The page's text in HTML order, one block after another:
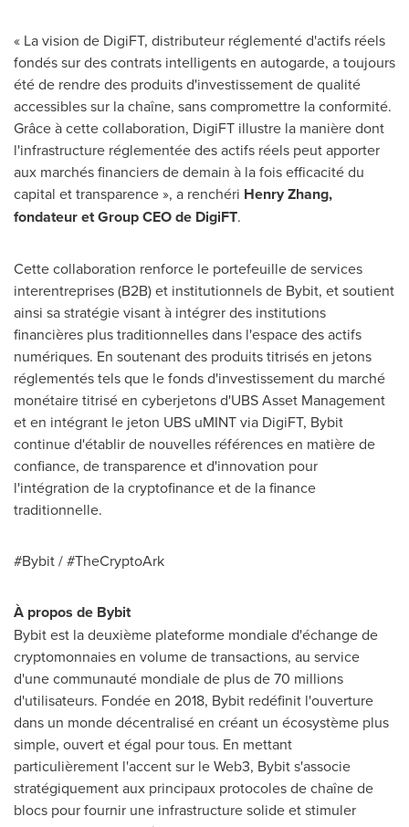
« La vision de DigiFT, distributeur réglementé d'actifs réels
fondés sur des contrats intelligents en autogarde, a toujours
été de rendre des produits d'investissement de qualité
accessibles sur la chaîne, sans compromettre la conformité.
Grâce à cette collaboration, DigiFT illustre la manière dont
l'infrastructure réglementée des actifs réels peut apporter
aux marchés financiers de demain à la fois efficacité du
capital et transparence », a renchéri Henry Zhang,
fondateur et Group CEO de DigiFT.
Cette collaboration renforce le portefeuille de services
interentreprises (B2B) et institutionnels de Bybit, et soutient
ainsi sa stratégie visant à intégrer des institutions
financières plus traditionnelles dans l'espace des actifs
numériques. En soutenant des produits titrisés en jetons
réglementés tels que le fonds d'investissement du marché
monétaire titrisé en cyberjetons d'UBS Asset Management
et en intégrant le jeton UBS uMINT via DigiFT, Bybit
continue d'établir de nouvelles références en matière de
confiance, de transparence et d'innovation pour
l'intégration de la cryptofinance et de la finance
traditionnelle.
#Bybit / #TheCryptoArk
À propos de Bybit
Bybit est la deuxième plateforme mondiale d'échange de
cryptomonnaies en volume de transactions, au service
d'une communauté mondiale de plus de 70 millions
d'utilisateurs. Fondée en 2018, Bybit redéfinit l'ouverture
dans un monde décentralisé en créant un écosystème plus
simple, ouvert et égal pour tous. En mettant
particulièrement l'accent sur le Web3, Bybit s'associe
stratégiquement aux principaux protocoles de chaîne de
blocs pour fournir une infrastructure solide et stimuler